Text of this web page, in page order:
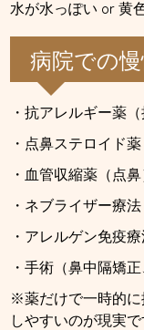
水が水っぽい or 黄
病院での
・抗アレルギー薬
・点鼻ステロイド薬
・血管収縮薬（点
・ネブライザー療法
・アレルゲン免疫療
・手術（鼻中隔矯
※薬だけで一時的
しやすいのが現実で